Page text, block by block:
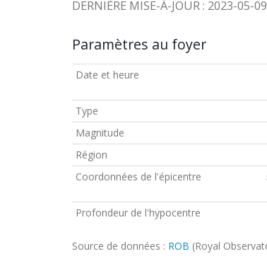
DERNIÈRE MISE-À-JOUR : 2023-05-
Paramètres au foyer
Date et heure
Type
Magnitude
Région
Coordonnées de l'épicentre
Profondeur de l'hypocentre
Source de données : ROB (Royal